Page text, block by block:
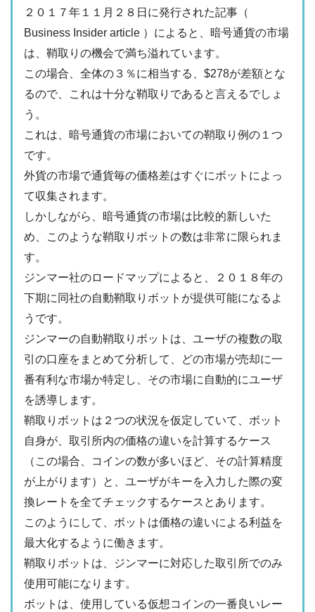
２０１７年１１月２８日に発行された記事（
Business Insider article ）によると、暗号通貨の市場
は、鞘取りの機会で満ち溢れています。
この場合、全体の３％に相当する、$278が差額とな
るので、これは十分な鞘取りであると言えるでしょ
う。
これは、暗号通貨の市場においての鞘取り例の１つ
です。
外貨の市場で通貨毎の価格差はすぐにボットによっ
て収集されます。
しかしながら、暗号通貨の市場は比較的新しいた
め、このような鞘取りボットの数は非常に限られま
す。
ジンマー社のロードマップによると、２０１８年の
下期に同社の自動鞘取りボットが提供可能になるよ
うです。
ジンマーの自動鞘取りボットは、ユーザの複数の取
引の口座をまとめて分析して、どの市場が売却に一
番有利な市場か特定し、その市場に自動的にユーザ
を誘導します。
鞘取りボットは２つの状況を仮定していて、ボット
自身が、取引所内の価格の違いを計算するケース
（この場合、コインの数が多いほど、その計算精度
が上がります）と、ユーザがキーを入力した際の変
換レートを全てチェックするケースとあります。
このようにして、ボットは価格の違いによる利益を
最大化するように働きます。
鞘取りボットは、ジンマーに対応した取引所でのみ
使用可能になります。
ボットは、使用している仮想コインの一番良いレー